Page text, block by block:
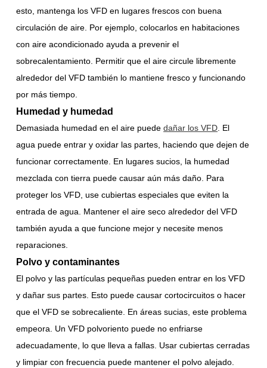
esto, mantenga los VFD en lugares frescos con buena
circulación de aire. Por ejemplo, colocarlos en habitaciones
con aire acondicionado ayuda a prevenir el
sobrecalentamiento. Permitir que el aire circule libremente
alrededor del VFD también lo mantiene fresco y funcionando
por más tiempo.
Humedad y humedad
Demasiada humedad en el aire puededañar los VFD . El
agua puede entrar y oxidar las partes, haciendo que dejen de
funcionar correctamente. En lugares sucios, la humedad
mezclada con tierra puede causar aún más daño. Para
proteger los VFD, use cubiertas especiales que eviten la
entrada de agua. Mantener el aire seco alrededor del VFD
también ayuda a que funcione mejor y necesite menos
reparaciones.
Polvo y contaminantes
El polvo y las partículas pequeñas pueden entrar en los VFD
y dañar sus partes. Esto puede causar cortocircuitos o hacer
que el VFD se sobrecaliente. En áreas sucias, este problema
empeora. Un VFD polvoriento puede no enfriarse
adecuadamente, lo que lleva a fallas. Usar cubiertas cerradas
y limpiar con frecuencia puede mantener el polvo alejado.